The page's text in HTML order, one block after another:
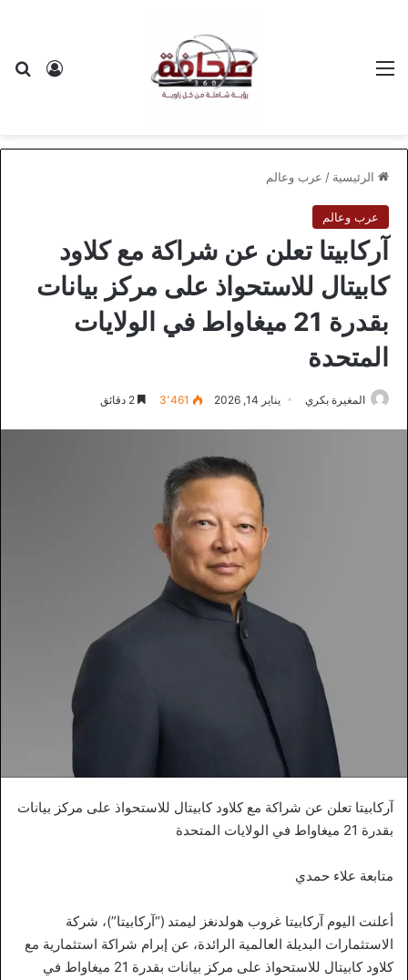
الرئيسية / عرب وعالم
عرب وعالم
آركابيتا تعلن عن شراكة مع كلاود
كابيتال للاستحواذ على مركز بيانات
بقدرة 21 ميغاواط في الولايات
المتحدة
المغيرة بكري يناير 14, 2026 3٬461
آركابيتا تعلن عن شراكة مع كلاود كابيتال للاستحواذ على مركز بيانات
بقدرة 21 ميغاواط في الولايات المتحدة
متابعة علاء حمدي
أعلنت اليوم آركابيتا غروب هولدنغز ليمتد (“آركابيتا”)، شركة
الاستثمارات البديلة العالمية الرائدة، عن إبرام شراكة استثمارية مع
كلاود كابيتال للاستحواذ على مركز بيانات بقدرة 21 ميغاواط في